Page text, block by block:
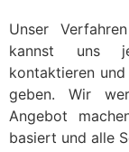
Unser
kannst uns
kontaktieren
geben. Wir
Angebot
basiert und alle